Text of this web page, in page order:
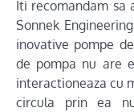
Iti recomandam sa
Sonnek
inovative pompe
de pompa nu are
interactioneaza cu
circula prin ea